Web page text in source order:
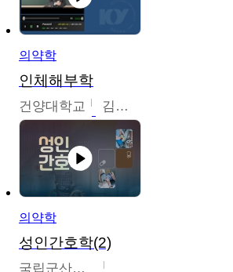
의약학
인체해부학
건양대학교 김철태
의약학
성인간호학(2)
국립군산대학교